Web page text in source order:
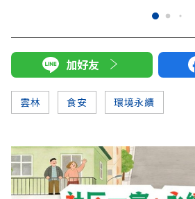
加好友
雲林 食安 環境永續